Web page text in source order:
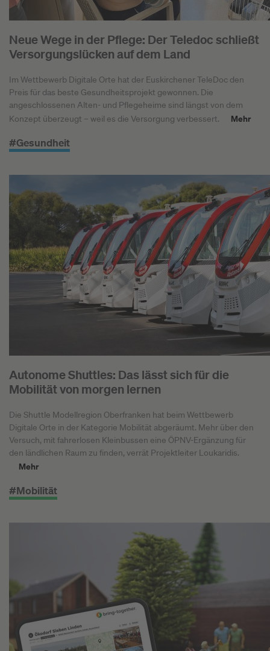
Neue Wege in der Pflege: Der Teledoc schließt
Versorgungslücken auf dem Land
Im Wettbewerb Digitale Orte hat der Euskirchener TeleDoc den
Preis für das beste Gesundheitsprojekt gewonnen. Die
angeschlossenen Alten- und Pflegeheime sind längst von dem
Konzept überzeugt – weil es die Versorgung verbessert.
Mehr
#Gesundheit
Autonome Shuttles: Das lässt sich für die
Mobilität von morgen lernen
Die Shuttle Modellregion Oberfranken hat beim Wettbewerb
Digitale Orte in der Kategorie Mobilität abgeräumt. Mehr über den
Versuch, mit fahrerlosen Kleinbussen eine ÖPNV-Ergänzung für
den ländlichen Raum zu finden, verrät Projektleiter Loukaridis.
Mehr
#Mobilität